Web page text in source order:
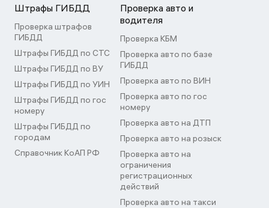
Штрафы ГИБДД
Проверка штрафов
ГИБДД
Штрафы ГИБДД по СТС
Штрафы ГИБДД по ВУ
Штрафы ГИБДД по УИН
Штрафы ГИБДД по гос
номеру
Штрафы ГИБДД по
городам
Справочник КоАП РФ
Проверка авто и
водителя
Проверка КБМ
Проверка авто по базе
ГИБДД
Проверка авто по ВИН
Проверка авто по гос
номеру
Проверка авто на ДТП
Проверка авто на розыск
Проверка авто на
ограничения
регистрационных
действий
Проверка авто на такси